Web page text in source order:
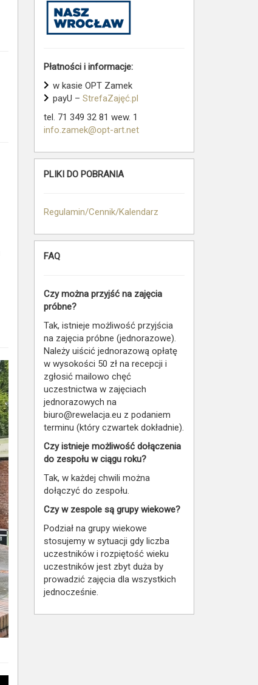
Płatności i informacje:
w kasie OPT Zamek
payU – StrefaZajęć.pl
tel. 71 349 32 81 wew. 1
info.zamek@opt-art.net
PLIKI DO POBRANIA
Regulamin/Cennik/Kalendarz
FAQ
Czy można przyjść na zajęcia
próbne?
Tak, istnieje możliwość przyjścia
na zajęcia próbne (jednorazowe).
Należy uiścić jednorazową opłatę
w wysokości 50 zł na recepcji i
zgłosić mailowo chęć
uczestnictwa w zajęciach
jednorazowych na
biuro@rewelacja.eu z podaniem
terminu (który czwartek dokładnie).
Czy istnieje możliwość dołączenia
do zespołu w ciągu roku?
Tak, w każdej chwili można
dołączyć do zespołu.
Czy w zespole są grupy wiekowe?
Podział na grupy wiekowe
stosujemy w sytuacji gdy liczba
uczestników i rozpiętość wieku
uczestników jest zbyt duża by
prowadzić zajęcia dla wszystkich
jednocześnie.